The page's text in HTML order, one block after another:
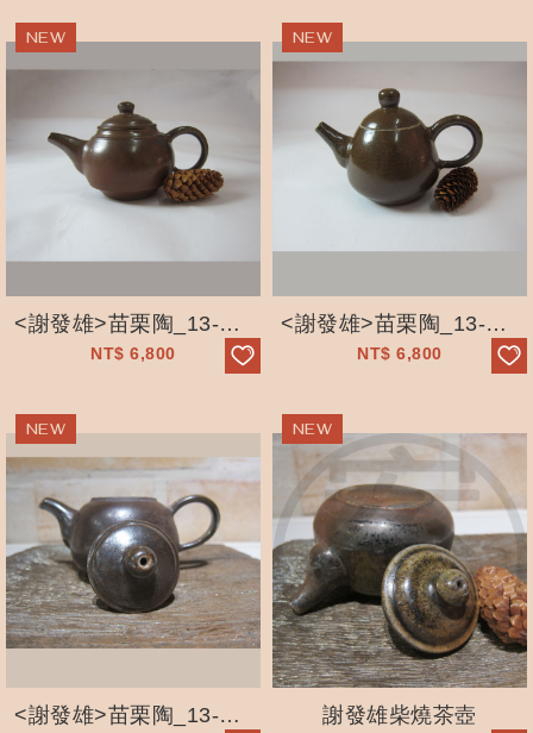
<謝發雄>苗栗陶_13-03柴燒壺_手工拉坯_自然落灰
NT$ 6,800
<謝發雄>苗栗陶_13-02柴燒壺_手工拉坯_自然落灰
NT$ 6,800
<謝發雄>苗栗陶_13-01柴燒壺_手工拉坯_自然落灰 謝發雄柴燒茶壺